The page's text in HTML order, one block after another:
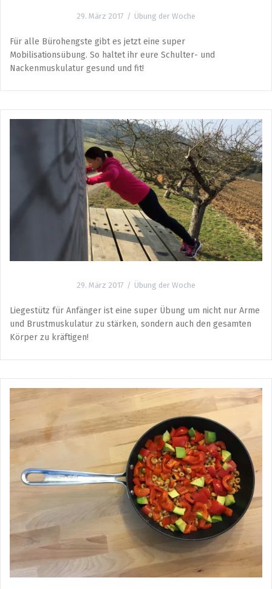
29. März 2017 Übung der Woche
Für alle Bürohengste gibt es jetzt eine super
Mobilisationsübung. So haltet ihr eure Schulter- und
Nackenmuskulatur gesund und fit!
29. März 2017 Übung der Woche
Liegestütz für Anfänger ist eine super Übung um nicht nur Arme
und Brustmuskulatur zu stärken, sondern auch den gesamten
Körper zu kräftigen!